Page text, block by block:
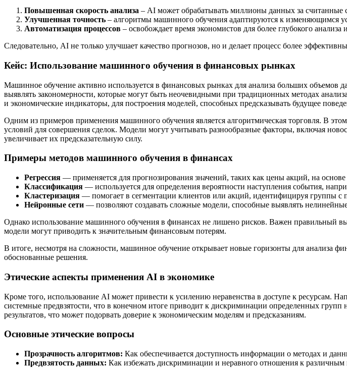
Повышенная скорость анализа – AI может обрабатывать миллионы данных за считанные
Улучшенная точность – алгоритмы машинного обучения адаптируются к изменяющимся
Автоматизация процессов – освобождает время экономистов для более глубокого анализа
Следовательно, AI не только улучшает качество прогнозов, но и делает процесс более
Кейс: Использование машинного обучения в финансовых рынках
Машинное обучение активно используется в финансовых рынках для анализа больших
выявлять закономерности, которые могут быть неочевидными при традиционных методах
и экономические индикаторы, для построения моделей, способных предсказывать будущее
Одним из примеров применения машинного обучения является алгоритмическая торговля. В
условий для совершения сделок. Модели могут учитывать разнообразные факторы, включая
увеличивает их предсказательную силу.
Примеры методов машинного обучения в финансах
Регрессия — применяется для прогнозирования значений, таких как цены акций, на
Классификация — используется для определения вероятности наступления события,
Кластеризация — помогает в сегментации клиентов или акций, идентифицируя группы с
Нейронные сети — позволяют создавать сложные модели, способные выявлять
Однако использование машинного обучения в финансах не лишено рисков. Важен правильный
модели могут приводить к значительным финансовым потерям.
В итоге, несмотря на сложности, машинное обучение открывает новые горизонты для анализа
обоснованные решения.
Этические аспекты применения AI в экономике
Кроме того, использование AI может привести к усилению неравенства в доступе к ресурсам.
системные предвзятости, что в конечном итоге приводит к дискриминации определенных
результатов, что может подорвать доверие к экономическим моделям и предсказаниям.
Основные этические вопросы
Прозрачность алгоритмов: Как обеспечивается доступность информации о методах и
Предвзятость данных: Как избежать дискриминации и неравного отношения к различным